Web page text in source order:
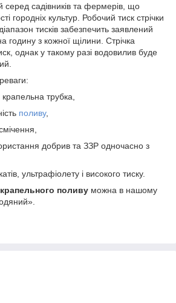
серед садівників та фермерів, що
городніх культур. Робочий тиск стрічки
тисків забезпечить заявлений
годину з кожної щілини. Стрічка
однак у такому разі водовилив буде
крапельна трубка,
поливу,
добрив та ЗЗР одночасно з
ультрафіолету і високого тиску.
поливу можна в нашому